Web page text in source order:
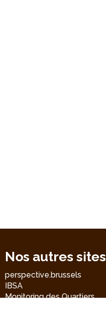
Nos autres sites
perspective.brussels
IBSA
Monitoring des Quartiers